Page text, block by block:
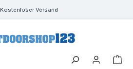
Kostenloser Versand